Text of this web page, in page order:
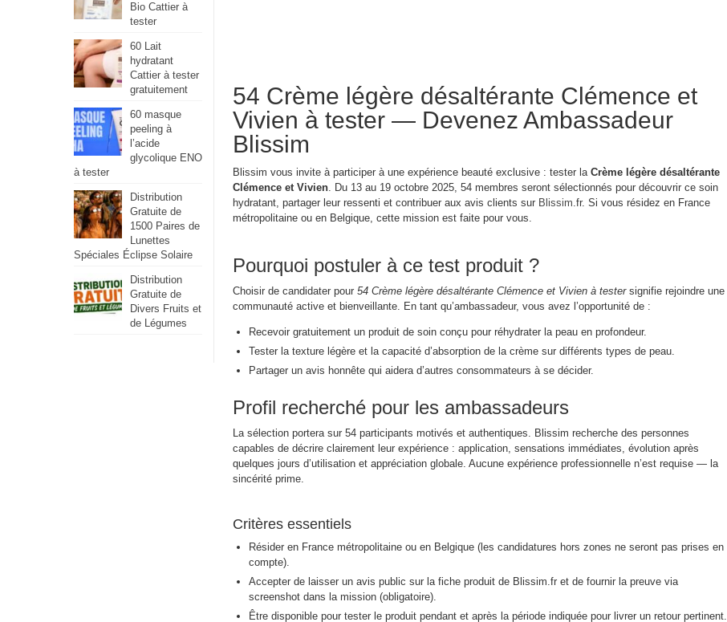
54 Crème légère désaltérante Clémence et
Vivien à tester — Devenez Ambassadeur
Blissim
Blissim vous invite à participer à une expérience beauté exclusive : tester la Crème légère désaltérante
Clémence et Vivien. Du 13 au 19 octobre 2025, 54 membres seront sélectionnés pour découvrir ce soin
hydratant, partager leur ressenti et contribuer aux avis clients sur Blissim.fr. Si vous résidez en France
métropolitaine ou en Belgique, cette mission est faite pour vous.
Pourquoi postuler à ce test produit ?
Choisir de candidater pour 54 Crème légère désaltérante Clémence et Vivien à testersignifie rejoindre une
communauté active et bienveillante. En tant qu’ambassadeur, vous avez l’opportunité de :
Recevoir gratuitement un produit de soin conçu pour réhydrater la peau en profondeur.
Tester la texture légère et la capacité d’absorption de la crème sur différents types de peau.
Partager un avis honnête qui aidera d’autres consommateurs à se décider.
Profil recherché pour les ambassadeurs
La sélection portera sur 54 participants motivés et authentiques. Blissim recherche des personnes
capables de décrire clairement leur expérience : application, sensations immédiates, évolution après
quelques jours d’utilisation et appréciation globale. Aucune expérience professionnelle n’est requise — la
sincérité prime.
Critères essentiels
Résider en France métropolitaine ou en Belgique (les candidatures hors zones ne seront pas prises en
compte).
Accepter de laisser un avis public sur la fiche produit de Blissim.fr et de fournir la preuve via
screenshot dans la mission (obligatoire).
Être disponible pour tester le produit pendant et après la période indiquée pour livrer un retour pertinent.
Bio Cattier à
tester
60 Lait
hydratant
Cattier à tester
gratuitement
60 masque
peeling à
l’acide
glycolique ENO
à tester
Distribution
Gratuite de
1500 Paires de
Lunettes
Spéciales Éclipse Solaire
Distribution
Gratuite de
Divers Fruits et
de Légumes